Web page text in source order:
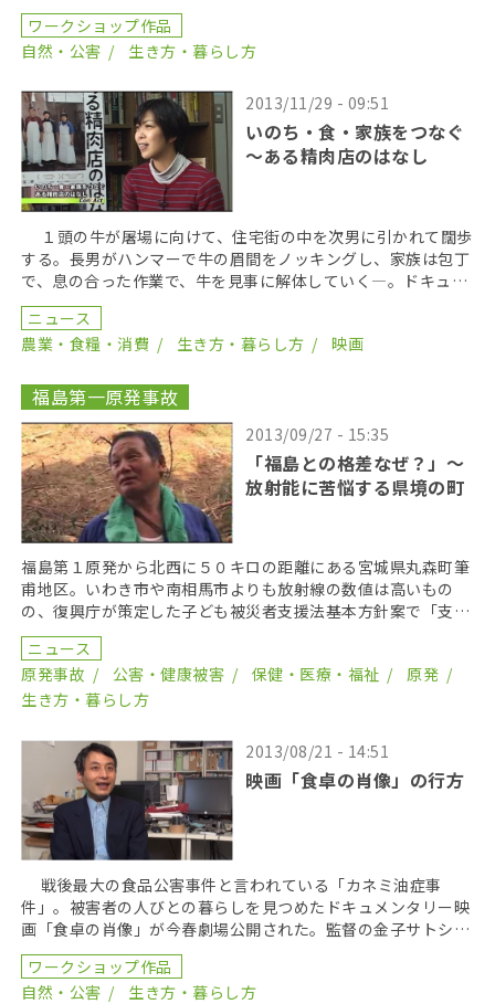
ワークショップ作品
自然・公害
生き方・暮らし方
2013/11/29 - 09:51
いのち・食・家族をつなぐ
～ある精肉店のはなし
１頭の牛が屠場に向けて、住宅街の中を次男に引かれて闊歩
する。長男がハンマーで牛の眉間をノッキングし、家族は包丁
で、息の合った作業で、牛を見事に解体していく―。ドキュメ
ンタリー映画「ある精肉店のはなし」は、理屈ではなく […]
ニュース
農業・食糧・消費
生き方・暮らし方 映画
福島第一原発事故
2013/09/27 - 15:35
「福島との格差なぜ？」〜
放射能に苦悩する県境の町
福島第１原発から北西に５０キロの距離にある宮城県丸森町筆
甫地区。いわき市や南相馬市よりも放射線の数値は高いもの
の、復興庁が策定した子ども被災者支援法基本方針案で「支援
対象地域」から外された。原子力損害賠償紛争審査会の「自
[…]
ニュース
原発事故
公害・健康被害 保健・医療・福祉
原発
生き方・暮らし方
2013/08/21 - 14:51
映画「食卓の肖像」の行方
戦後最大の食品公害事件と言われている「カネミ油症事
件」。被害者の人びとの暮らしを見つめたドキュメンタリー映
画「食卓の肖像」が今春劇場公開された。監督の金子サトシさ
んは、１０年にわたり取材を続けたという。映画公開初日の
[…]
ワークショップ作品
自然・公害
生き方・暮らし方